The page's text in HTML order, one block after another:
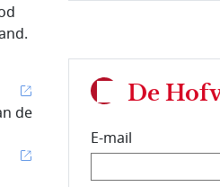
de
De
E-mail